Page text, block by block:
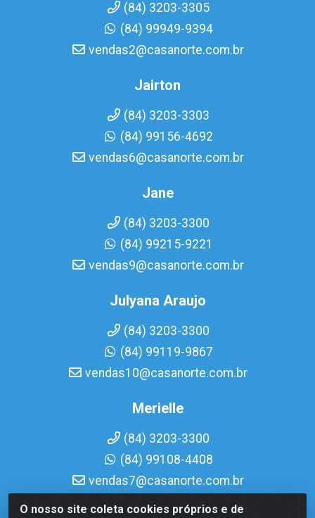
O nosso site coleta cookies próprios e de
(84) 3203-3305
(84) 99949-9394
vendas2@casanorte.com.br
Jairton
(84) 3203-3303
(84) 99156-4692
vendas6@casanorte.com.br
Jane
(84) 3203-3300
(84) 99215-9221
vendas9@casanorte.com.br
Julyana Araujo
(84) 3203-3300
(84) 99119-9867
vendas10@casanorte.com.br
Merielle
(84) 3203-3300
(84) 99108-4408
vendas7@casanorte.com.br